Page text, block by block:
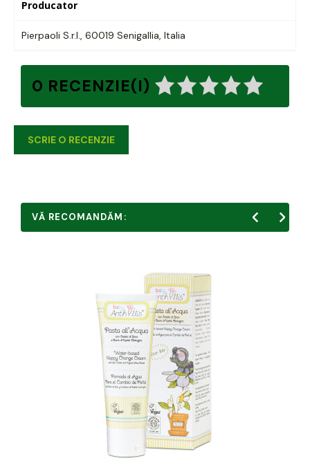
Producator
Pierpaoli S.r.l., 60019 Senigallia, Italia
0 RECENZIE(I)
SCRIE O RECENZIE
VĂ RECOMANDĂM: